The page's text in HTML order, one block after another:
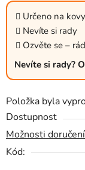
Určeno na
Nevíte si rady
Ozvěte se –
Nevíte si rady?
Položka byla
Dostupnost
Možnosti doručení
Kód: